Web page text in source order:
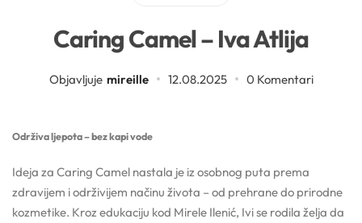
Caring Camel – Iva Atlija
Objavljuje mireille 12.08.2025 0 Komentari
Održiva ljepota – bez kapi vode
Ideja za Caring Camel nastala je iz osobnog puta prema
zdravijem i održivijem načinu života – od prehrane do prirodne
kozmetike. Kroz edukaciju kod Mirele Ilenić, Ivi se rodila želja da
Arome
Inhalatori
Mentorski program
Formulacijski lab
Mentorski program
Edukacije
Uvjeti sudjelovanja na edukacijama